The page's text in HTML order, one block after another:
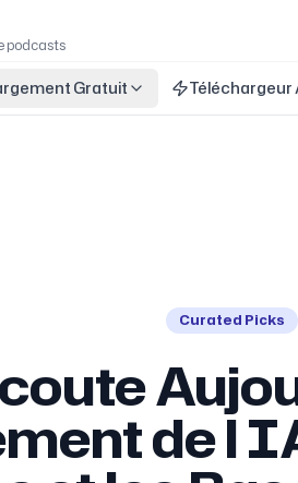
podcasts
Gratuit Téléchargeur
Curated Picks
de l